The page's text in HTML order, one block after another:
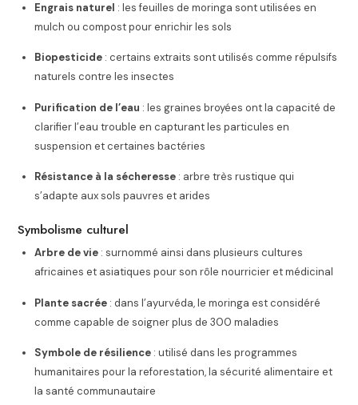
Engrais naturel : les feuilles de moringa sont utilisées en
mulch ou compost pour enrichir les sols
Biopesticide : certains extraits sont utilisés comme répulsifs
naturels contre les insectes
Purification de l’eau : les graines broyées ont la capacité de
clarifier l’eau trouble en capturant les particules en
suspension et certaines bactéries
Résistance à la sécheresse : arbre très rustique qui
s’adapte aux sols pauvres et arides
Symbolisme culturel
Arbre de vie : surnommé ainsi dans plusieurs cultures
africaines et asiatiques pour son rôle nourricier et médicinal
Plante sacrée : dans l’ayurvéda, le moringa est considéré
comme capable de soigner plus de 300 maladies
Symbole de résilience : utilisé dans les programmes
humanitaires pour la reforestation, la sécurité alimentaire et
la santé communautaire